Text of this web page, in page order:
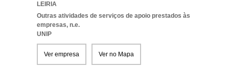
LEIRIA
Outras atividades de serviços de apoio prestados às
empresas, n.e.
UNIP
Ver empresa Ver no Mapa